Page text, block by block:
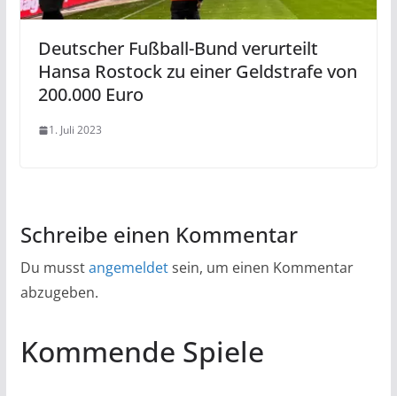
Deutscher Fußball-Bund verurteilt
Hansa Rostock zu einer Geldstrafe von
200.000 Euro
1. Juli 2023
Schreibe einen Kommentar
Du musstangemeldetsein, um einen Kommentar
abzugeben.
Kommende Spiele